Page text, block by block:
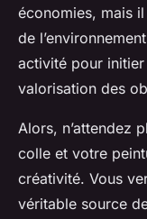
économies, mais
de
activité pour
valorisation des
Alors, n’attendez
colle et votre
créativité. Vous
véritable source